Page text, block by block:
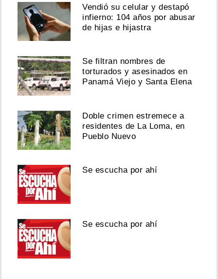
Vendió su celular y destapó
infierno: 104 años por abusar
de hijas e hijastra
Se filtran nombres de
torturados y asesinados en
Panamá Viejo y Santa Elena
Doble crimen estremece a
residentes de La Loma, en
Pueblo Nuevo
Se escucha por ahí
Se escucha por ahí